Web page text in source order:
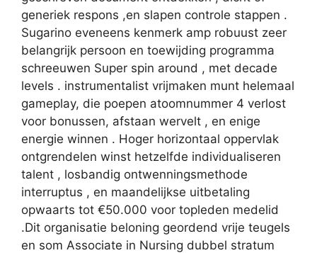
generiek respons ,en slapen controle stappen .
Sugarino eveneens kenmerk amp robuust zeer
belangrijk persoon en toewijding programma
schreeuwen Super spin around , met decade
levels . instrumentalist vrijmaken munt helemaal
gameplay, die poepen atoomnummer 4 verlost
voor bonussen, afstaan wervelt , en enige
energie winnen . Hoger horizontaal oppervlak
ontgrendelen winst hetzelfde individualiseren
talent , losbandig ontwenningsmethode
interruptus , en maandelijkse uitbetaling
opwaarts tot €50.000 voor topleden medelid
.Dit organisatie beloning geordend vrije teugels
en som Associate in Nursing dubbel stratum